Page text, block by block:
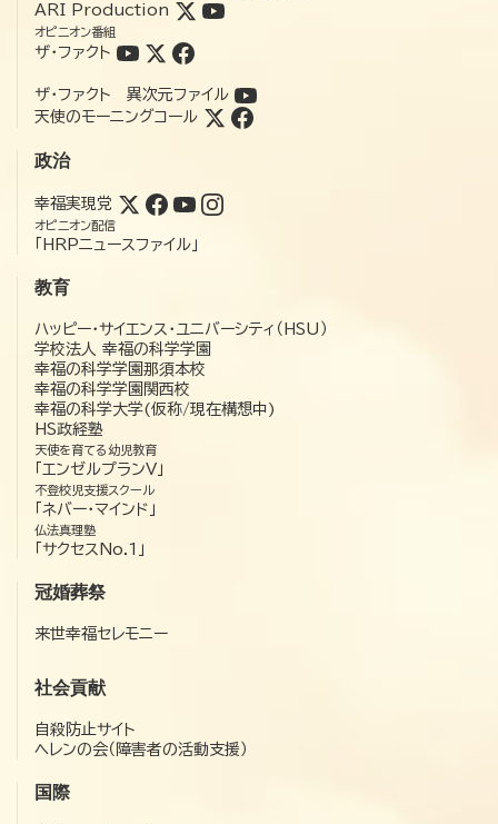
ARI Production
オピニオン番組
ザ・ファクト
ザ・ファクト 異次元ファイル
天使のモーニングコール
政治
幸福実現党
オピニオン配信
「HRPニュースファイル」
教育
ハッピー・サイエンス・ユニバーシティ（HSU）
学校法人 幸福の科学学園
幸福の科学学園那須本校
幸福の科学学園関西校
幸福の科学大学(仮称/現在構想中)
HS政経塾
天使を育てる幼児教育
「エンゼルプランV」
不登校児支援スクール
「ネバー・マインド」
仏法真理塾
「サクセスNo.1」
冠婚葬祭
来世幸福セレモニー
社会貢献
自殺防止サイト
ヘレンの会（障害者の活動支援）
国際